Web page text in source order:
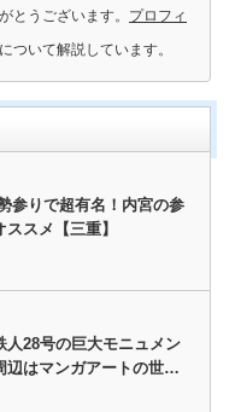
とうございます。 プロフィ
ついて解説しています。
参りで超有名！内宮の参
スメ【三重】
人28号の巨大モニュメン
辺はマンガアートの世…